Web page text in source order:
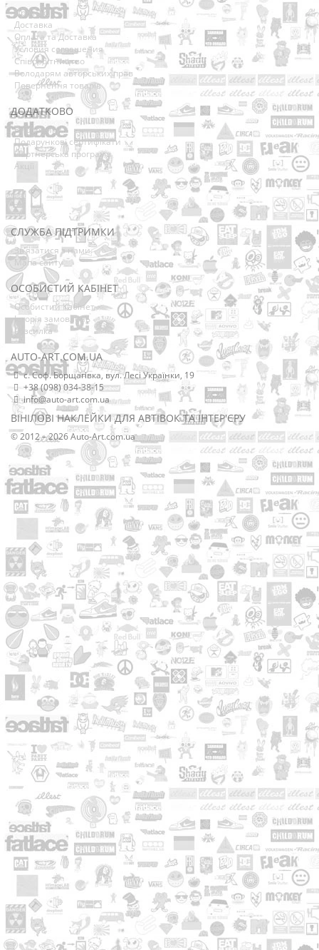
Про нас
Доставка
Оплата та Доставка
Условия соглашения
Співробітництво
Володарям авторських прав
Повернення товарів
ДОДАТКОВО
Виробники
Подарункові сертифікати
Партнерська програма
Акції
СЛУЖБА ПІДТРИМКИ
Зв’язатися з нами
Мапа сайту
ОСОБИСТИЙ КАБІНЕТ
Особистий Кабінет
Історія замовлень
Розсилка
AUTO-ART.COM.UA
с. Соф. Борщагівка, вул. Лесі Українки, 19
+38 (098) 034-38-15
info@auto-art.com.ua
ВІНІЛОВІ НАКЛЕЙКИ ДЛЯ АВТІВОК ТА ІНТЕР'ЄРУ
© 2012 – 2026 Auto-Art.com.ua